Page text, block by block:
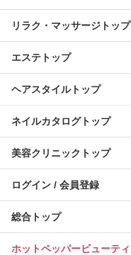
リラク・マッサージトップ
エステトップ
ヘアスタイルトップ
ネイルカタログトップ
美容クリニックトップ
ログイン / 会員登録
総合トップ
ホットペッパービューテ